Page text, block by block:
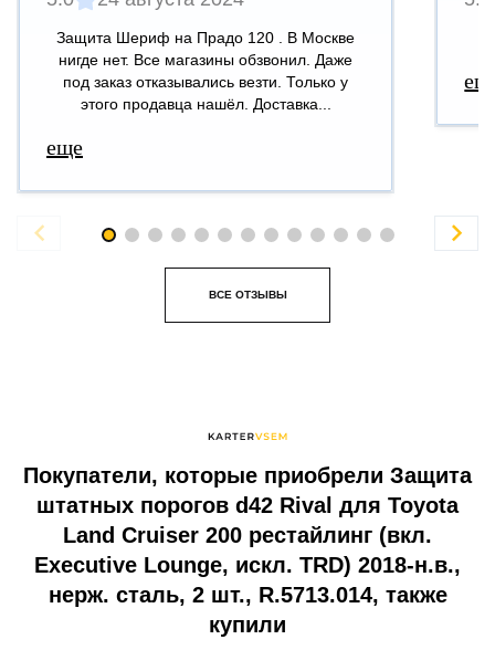
Защита Шериф на Прадо 120 . В Москве
нигде нет. Все магазины обзвонил. Даже
под заказ отказывались везти. Только у
этого продавца нашёл. Доставка...
еще
 
ВСЕ ОТЗЫВЫ
Покупатели, которые приобрели Защита
штатных порогов d42 Rival для Toyota
Land Cruiser 200 рестайлинг (вкл.
Executive Lounge, искл. TRD) 2018-н.в.,
нерж. сталь, 2 шт., R.5713.014, также
купили